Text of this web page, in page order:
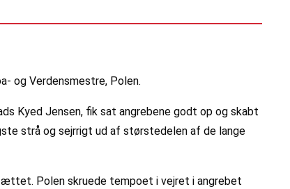
og Verdensmestre, Polen.
Kyed Jensen, fik sat angrebene godt op og skabt
strå og sejrrigt ud af størstedelen af de lange
Polen skruede tempoet i vejret i angrebet